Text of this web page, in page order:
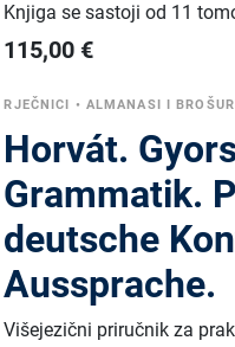
Knjiga se sastoji od 11
115,00 €
RJEČNICI • ALMANASI I
Horvát.
Grammatik.
deutsche
Aussprache.
Višejezični priručnik za